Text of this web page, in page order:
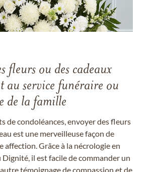
fleurs ou des cadeaux
au service funéraire ou
de la famille
de condoléances, envoyer des fleurs
est une merveilleuse façon de
affection. Grâce à la nécrologie en
Dignité, il est facile de commander un
témoignage de compassion et de